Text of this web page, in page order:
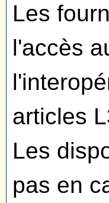
Les
l'accès
articles
Les
pas en